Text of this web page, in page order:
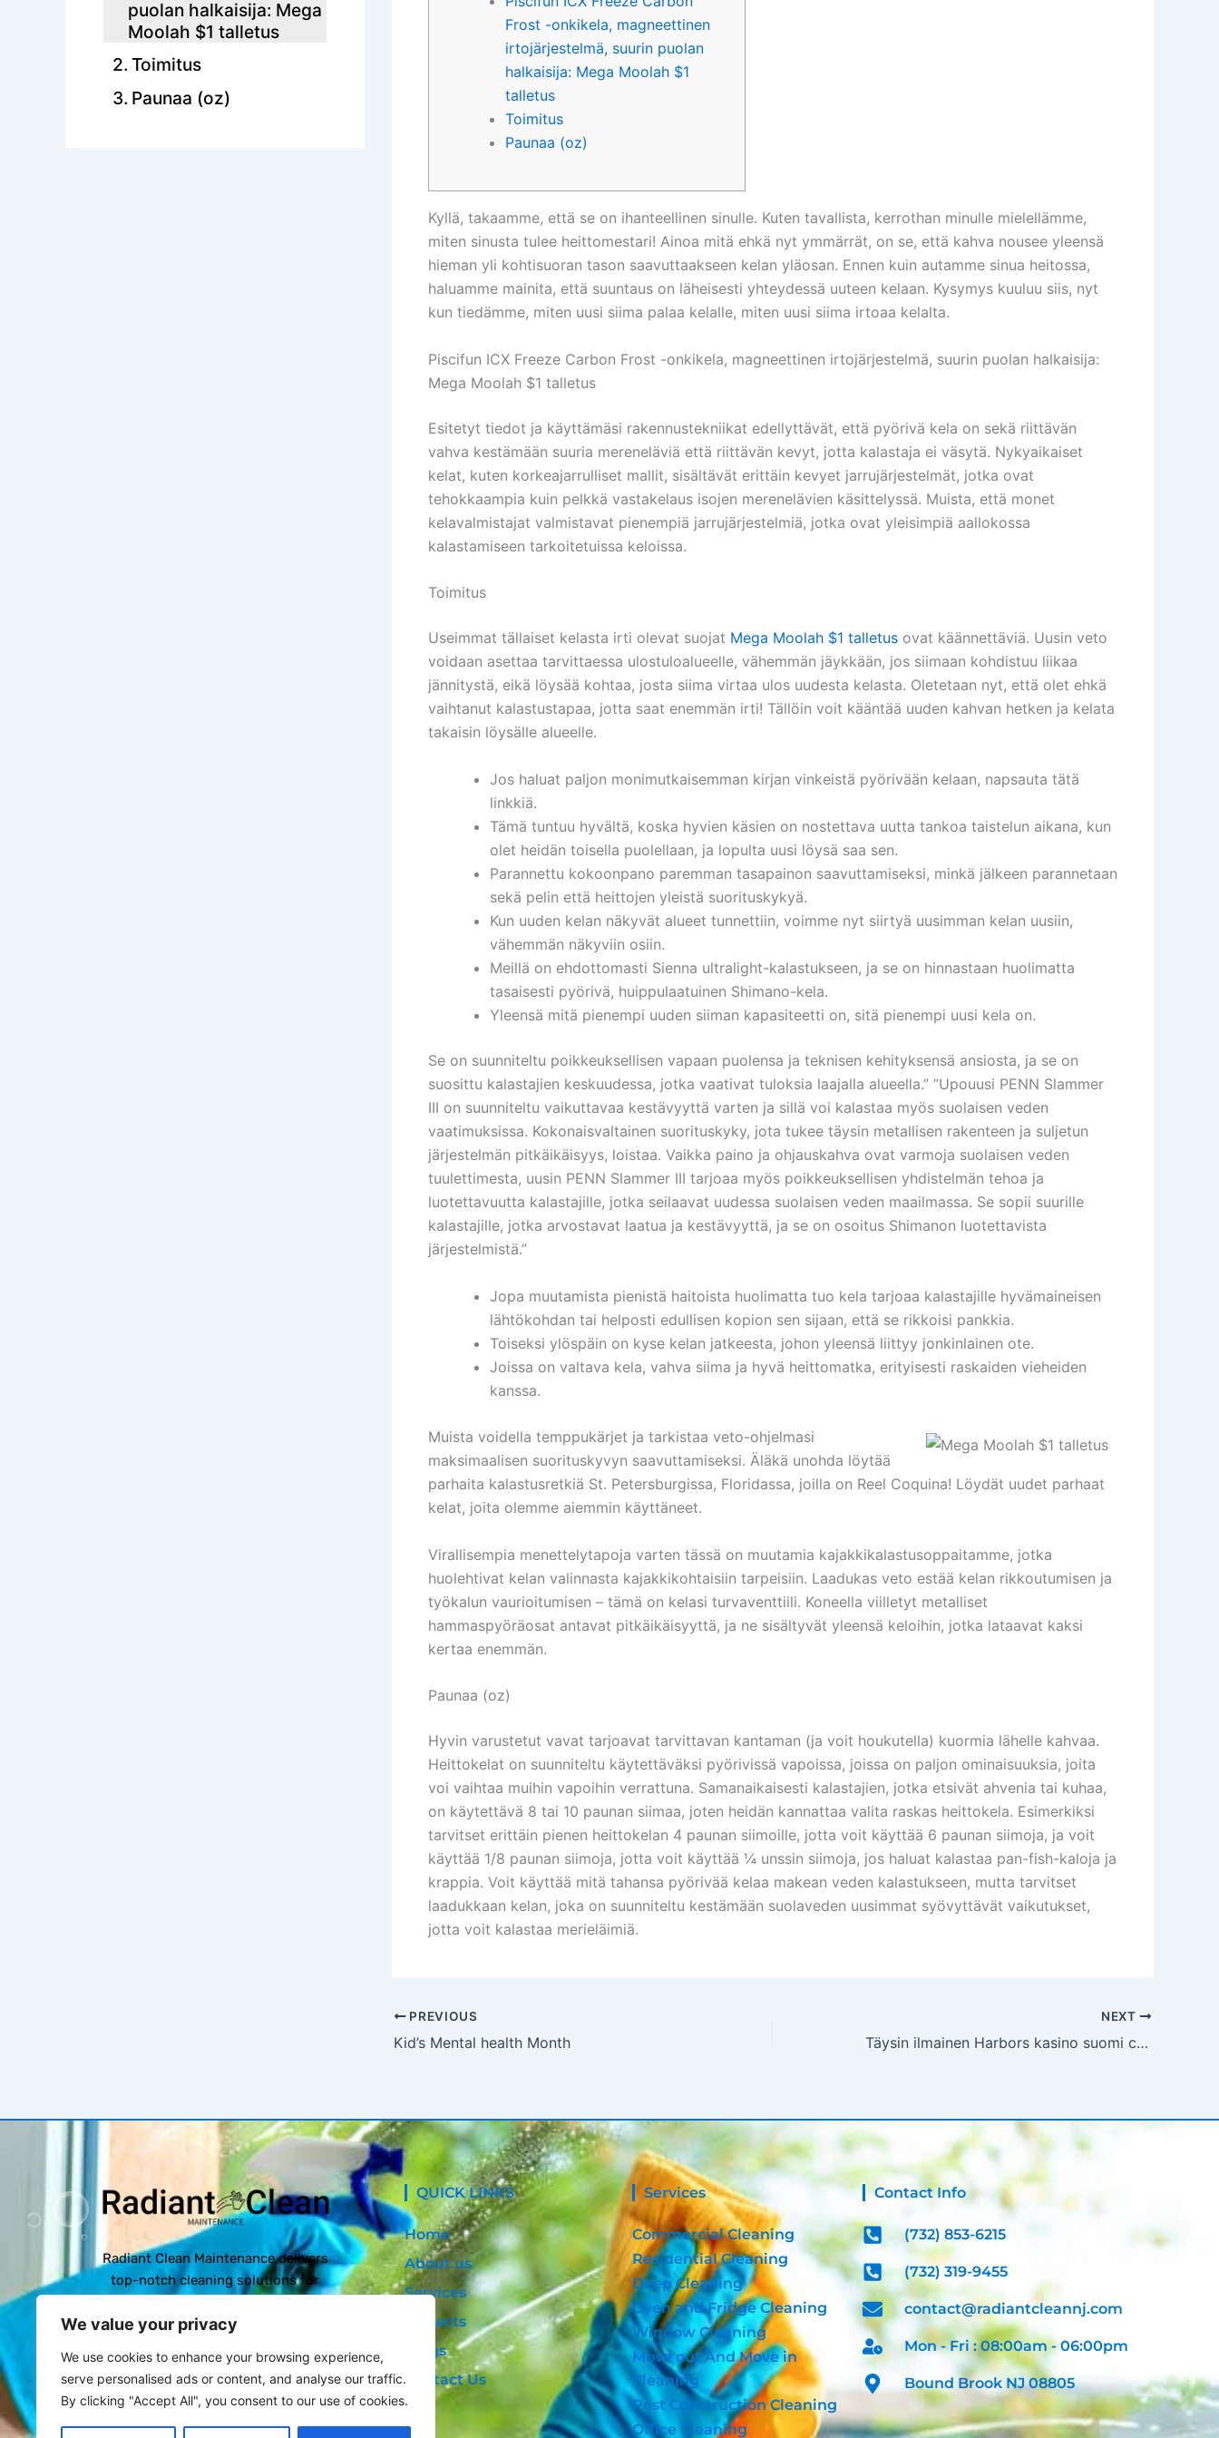
We value your privacy
We use cookies to enhance your browsing experience,
serve personalised ads or content, and analyse our traffic.
By clicking "Accept All", you consent to our use of cookies.
puolan halkaisija: Mega
Moolah $1 talletus
Toimitus
Paunaa (oz)
Frost -onkikela, magneettinen
irtojärjestelmä, suurin puolan
halkaisija: Mega Moolah $1
talletus
Toimitus
Paunaa (oz)
Kyllä, takaamme, että se on ihanteellinen sinulle. Kuten tavallista, kerrothan minulle mielellämme,
miten sinusta tulee heittomestari! Ainoa mitä ehkä nyt ymmärrät, on se, että kahva nousee yleensä
hieman yli kohtisuoran tason saavuttaakseen kelan yläosan. Ennen kuin autamme sinua heitossa,
haluamme mainita, että suuntaus on läheisesti yhteydessä uuteen kelaan. Kysymys kuuluu siis, nyt
kun tiedämme, miten uusi siima palaa kelalle, miten uusi siima irtoaa kelalta.
Piscifun ICX Freeze Carbon Frost -onkikela, magneettinen irtojärjestelmä, suurin puolan halkaisija:
Mega Moolah $1 talletus
Esitetyt tiedot ja käyttämäsi rakennustekniikat edellyttävät, että pyörivä kela on sekä riittävän
vahva kestämään suuria mereneläviä että riittävän kevyt, jotta kalastaja ei väsytä. Nykyaikaiset
kelat, kuten korkeajarrulliset mallit, sisältävät erittäin kevyet jarrujärjestelmät, jotka ovat
tehokkaampia kuin pelkkä vastakelaus isojen merenelävien käsittelyssä. Muista, että monet
kelavalmistajat valmistavat pienempiä jarrujärjestelmiä, jotka ovat yleisimpiä aallokossa
kalastamiseen tarkoitetuissa keloissa.
Toimitus
Useimmat tällaiset kelasta irti olevat suojat Mega Moolah $1 talletus ovat käännettäviä. Uusin veto
voidaan asettaa tarvittaessa ulostuloalueelle, vähemmän jäykkään, jos siimaan kohdistuu liikaa
jännitystä, eikä löysää kohtaa, josta siima virtaa ulos uudesta kelasta. Oletetaan nyt, että olet ehkä
vaihtanut kalastustapaa, jotta saat enemmän irti! Tällöin voit kääntää uuden kahvan hetken ja kelata
takaisin löysälle alueelle.
Jos haluat paljon monimutkaisemman kirjan vinkeistä pyörivään kelaan, napsauta tätä
linkkiä.
Tämä tuntuu hyvältä, koska hyvien käsien on nostettava uutta tankoa taistelun aikana, kun
olet heidän toisella puolellaan, ja lopulta uusi löysä saa sen.
Parannettu kokoonpano paremman tasapainon saavuttamiseksi, minkä jälkeen parannetaan
sekä pelin että heittojen yleistä suorituskykyä.
Kun uuden kelan näkyvät alueet tunnettiin, voimme nyt siirtyä uusimman kelan uusiin,
vähemmän näkyviin osiin.
Meillä on ehdottomasti Sienna ultralight-kalastukseen, ja se on hinnastaan ​​huolimatta
tasaisesti pyörivä, huippulaatuinen Shimano-kela.
Yleensä mitä pienempi uuden siiman kapasiteetti on, sitä pienempi uusi kela on.
Se on suunniteltu poikkeuksellisen vapaan puolensa ja teknisen kehityksensä ansiosta, ja se on
suosittu kalastajien keskuudessa, jotka vaativat tuloksia laajalla alueella.” ”Upouusi PENN Slammer
III on suunniteltu vaikuttavaa kestävyyttä varten ja sillä voi kalastaa myös suolaisen veden
vaatimuksissa. Kokonaisvaltainen suorituskyky, jota tukee täysin metallisen rakenteen ja suljetun
järjestelmän pitkäikäisyys, loistaa. Vaikka paino ja ohjauskahva ovat varmoja suolaisen veden
tuulettimesta, uusin PENN Slammer III tarjoaa myös poikkeuksellisen yhdistelmän tehoa ja
luotettavuutta kalastajille, jotka seilaavat uudessa suolaisen veden maailmassa. Se sopii suurille
kalastajille, jotka arvostavat laatua ja kestävyyttä, ja se on osoitus Shimanon luotettavista
järjestelmistä.”
Jopa muutamista pienistä haitoista huolimatta tuo kela tarjoaa kalastajille hyvämaineisen
lähtökohdan tai helposti edullisen kopion sen sijaan, että se rikkoisi pankkia.
Toiseksi ylöspäin on kyse kelan jatkeesta, johon yleensä liittyy jonkinlainen ote.
Joissa on valtava kela, vahva siima ja hyvä heittomatka, erityisesti raskaiden vieheiden
kanssa.
Muista voidella temppukärjet ja tarkistaa veto-ohjelmasi
maksimaalisen suorituskyvyn saavuttamiseksi. Äläkä unohda löytää
parhaita kalastusretkiä St. Petersburgissa, Floridassa, joilla on Reel Coquina! Löydät uudet parhaat
kelat, joita olemme aiemmin käyttäneet.
Virallisempia menettelytapoja varten tässä on muutamia kajakkikalastusoppaitamme, jotka
huolehtivat kelan valinnasta kajakkikohtaisiin tarpeisiin. Laadukas veto estää kelan rikkoutumisen ja
työkalun vaurioitumisen – tämä on kelasi turvaventtiili. Koneella viilletyt metalliset
hammaspyöräosat antavat pitkäikäisyyttä, ja ne sisältyvät yleensä keloihin, jotka lataavat kaksi
kertaa enemmän.
Paunaa (oz)
Hyvin varustetut vavat tarjoavat tarvittavan kantaman (ja voit houkutella) kuormia lähelle kahvaa.
Heittokelat on suunniteltu käytettäväksi pyörivissä vapoissa, joissa on paljon ominaisuuksia, joita
voi vaihtaa muihin vapoihin verrattuna. Samanaikaisesti kalastajien, jotka etsivät ahvenia tai kuhaa,
on käytettävä 8 tai 10 paunan siimaa, joten heidän kannattaa valita raskas heittokela. Esimerkiksi
tarvitset erittäin pienen heittokelan 4 paunan siimoille, jotta voit käyttää 6 paunan siimoja, ja voit
käyttää 1/8 paunan siimoja, jotta voit käyttää ¼ unssin siimoja, jos haluat kalastaa pan-fish-kaloja ja
krappia. Voit käyttää mitä tahansa pyörivää kelaa makean veden kalastukseen, mutta tarvitset
laadukkaan kelan, joka on suunniteltu kestämään suolaveden uusimmat syövyttävät vaikutukset,
jotta voit kalastaa merieläimiä.
PREVIOUS
Kid’s Mental health Month
NEXT
Täysin ilmainen Harbors kasino suomi casinos & Online Personal Casino
Radiant Clean Maintenance delivers
top-notch cleaning solutions for
team ensures every space is
customized, affordable services to
meet your needs.
F I
QUICK LINKS
Home
About us
Services
Projects
Blogs
Contact Us
Services
Commercial Cleaning
Residential Cleaning
Deep Cleaning
Oven and Fridge Cleaning
Window Cleaning
Move out And Move in
Cleaning
Post Construction Cleaning
Office Cleaning
Contact Info
(732) 853-6215
(732) 319-9455
contact@radiantcleannj.com
Mon - Fri : 08:00am - 06:00pm
Bound Brook NJ 08805